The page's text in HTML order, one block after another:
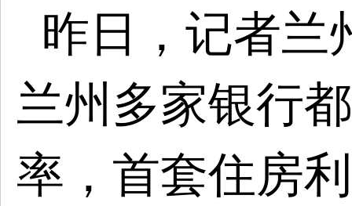
昨日，记者兰
兰州多家银行
率，首套住房